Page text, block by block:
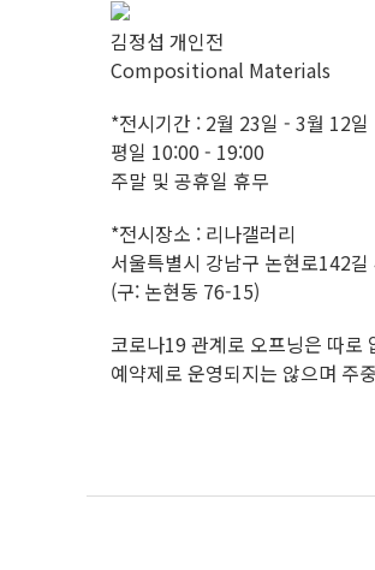
김정섭 개인전
Compositional Materials
*전시기간 : 2월 23일 - 3월 12일
평일 10:00 - 19:00
주말 및 공휴일 휴무
*전시장소 : 리나갤러리
서울특별시 강남구 논현로142길
(구: 논현동 76-15)
코로나19 관계로 오프닝은 따로
예약제로 운영되지는 않으며 주